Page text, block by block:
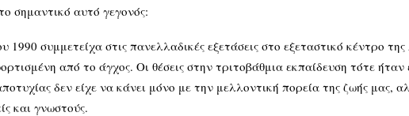
σημαντικό αυτό γεγονός:
1990 συμμετείχα στις πανελλαδικές εξετάσεις στο εξεταστικό κέντρο
από το άγχος. Οι θέσεις στην τριτοβάθμια εκπαίδευση τότε
δεν είχε να κάνει μόνο με την μελλοντική πορεία της ζωής
και γνωστούς.